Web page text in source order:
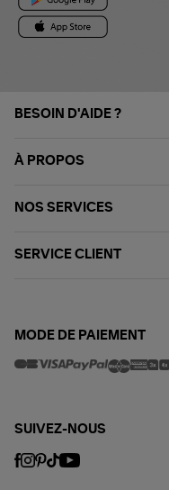
BESOIN D'AIDE ?
À PROPOS
NOS SERVICES
SERVICE CLIENT
MODE DE PAIEMENT
SUIVEZ-NOUS